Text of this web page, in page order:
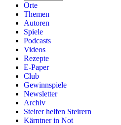
Orte
Themen
Autoren
Spiele
Podcasts
Videos
Rezepte
E-Paper
Club
Gewinnspiele
Newsletter
Archiv
Steirer helfen Steirern
Kärntner in Not